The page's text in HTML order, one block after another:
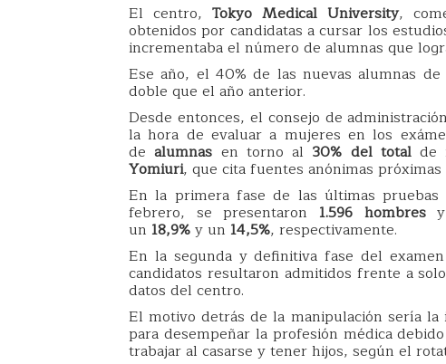
El centro, Tokyo Medical University,
obtenidos por candidatas a cursar los
incrementaba el número de alumnas que
Ese año, el 40% de las nuevas alumnas
doble que el año anterior.
Desde entonces, el consejo de
la hora de evaluar a mujeres en los
dealumnas en torno al 30% del totalde
Yomiuri, que cita fuentes anónimas próximas
En la primera fase de las últimas pruebas
febrero, se presentaron 1.596 hombresy
un 18,9%y un 14,5%, respectivamente.
En la segunda y definitiva fase del
candidatos resultaron admitidos frente a
datos del centro.
El motivo detrás de la manipulación sería
para desempeñar la profesión médica
trabajar al casarse y tener hijos, según el